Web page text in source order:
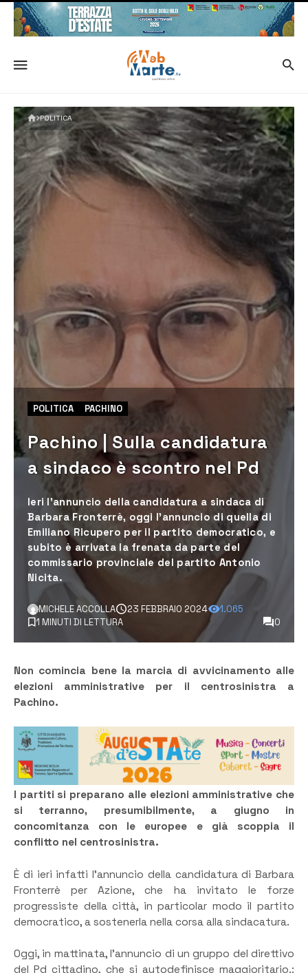
POLITICA
POLITICA PACHINO
Pachino | Sulla candidatura
a sindaco è scontro nel Pd
Ieri l’annuncio della candidatura a sindaca di
Barbara Fronterrè, oggi l’annuncio di quella di
Emiliano Ricupero per il partito democratico, e
subito è arrivata la frenata da parte del
commissario provinciale del partito Antonio
Nicita.
MICHELE ACCOLLA 23 FEBBRAIO 2024
1.065
1 MINUTI DI LETTURA
0
Non comincia bene la marcia di avvicinamento alle
elezioni amministrative per il centrosinistra a
Pachino.
I partiti si preparano alle elezioni amministrative che
si terranno, presumibilmente, a giugno in
concomitanza con le europee e già scoppia il
conflitto nel centrosinistra.
È di ieri infatti l’annuncio della candidatura di Barbara
Fronterrè per Azione, che ha invitato le forze
progressiste della città, in particolar modo il partito
democratico, a sostenerla nella corsa alla sindacatura.
Oggi, in mattinata, l’annuncio di un gruppo del direttivo
del Pd cittadino, che si autodefinisce maggioritario.: